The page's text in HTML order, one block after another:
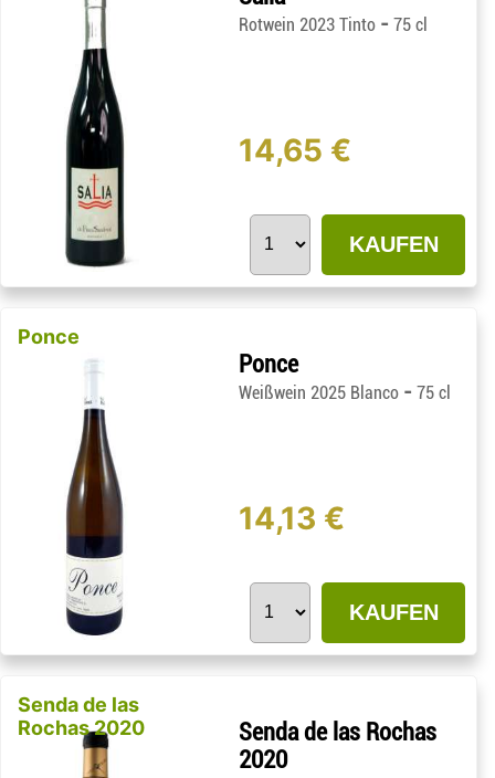
Rotwein 2023 Tinto -75 cl
14,65 €
KAUFEN
Ponce
Ponce
Weißwein 2025 Blanco -75 cl
14,13 €
KAUFEN
Senda de las
Rochas 2020
Senda de las Rochas
2020